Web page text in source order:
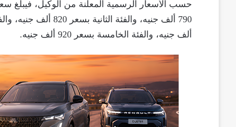
ألف جنيه، والفئة الخامسة بسعر 920 ألف جنيه.